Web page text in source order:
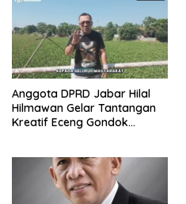
Anggota DPRD Jabar Hilal
Hilmawan Gelar Tantangan
Kreatif Eceng Gondok